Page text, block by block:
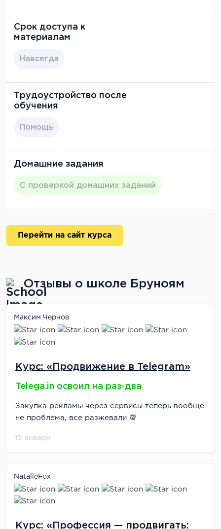
Срок доступа к
материалам
Навсегда
Трудоустройство после
обучения
Помощь
Домашние задания
С проверкой домашних заданий
Перейти на сайт курса
Отзывы о школе Бруноям
Максим Чернов
Курс: «Продвижение в Telegram»
Telega.in освоил на раз-два
Закупка рекламы через сервисы теперь вообще
не проблема, все разжевали 💯
15 января
NatalieFox
Курс: «Профессия — продвигать: